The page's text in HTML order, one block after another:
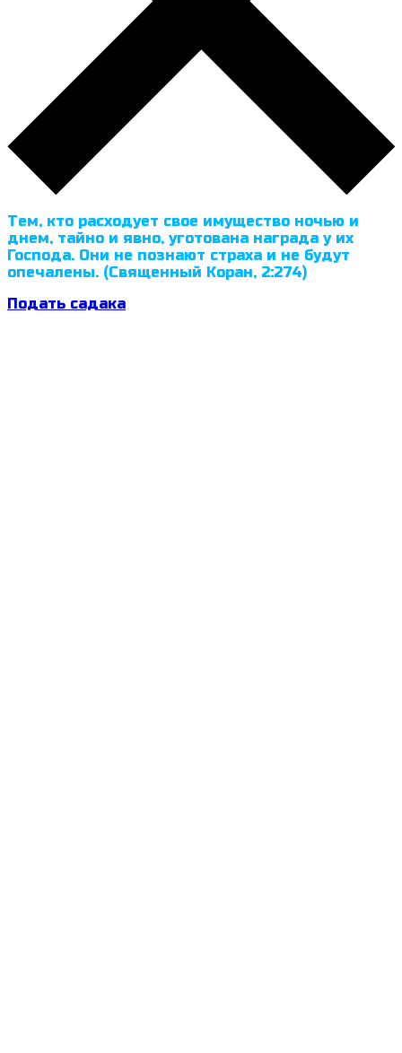
Тем, кто расходует свое имущество ночью и
днем, тайно и явно, уготована награда у их
Господа. Они не познают страха и не будут
опечалены. (Священный Коран, 2:274)
Подать садака